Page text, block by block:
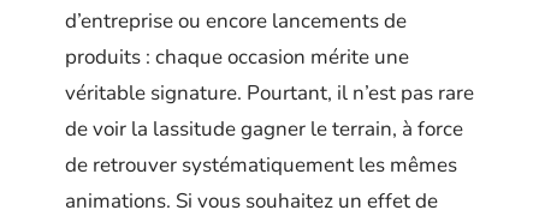
d’entreprise ou encore lancements de
produits : chaque occasion mérite une
véritable signature. Pourtant, il n’est pas rare
de voir la lassitude gagner le terrain, à force
de retrouver systématiquement les mêmes
animations. Si vous souhaitez un effet de